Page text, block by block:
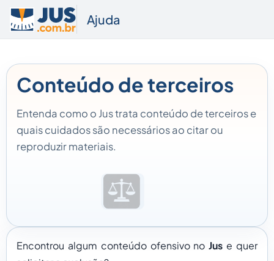
Ajuda
Conteúdo de terceiros
Entenda como o Jus trata conteúdo de terceiros e
quais cuidados são necessários ao citar ou
reproduzir materiais.
Encontrou algum conteúdo ofensivo noJus e quer